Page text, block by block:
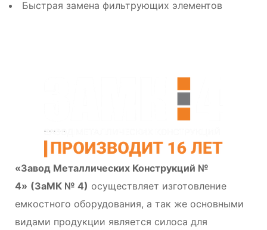
Быстрая замена фильтрующих элементов
«Завод Металлических Конструкций №
4» (ЗаМК № 4) осуществляет изготовление
емкостного оборудования, а так же основными
видами продукции является силоса для